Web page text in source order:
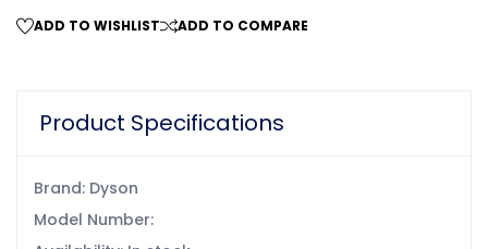
ADD TO WISHLIST ADD TO COMPARE
Product Specifications
Brand: Dyson
Model Number: